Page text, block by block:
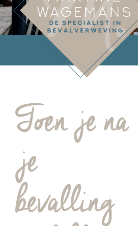
Toen je na
je
bevalling